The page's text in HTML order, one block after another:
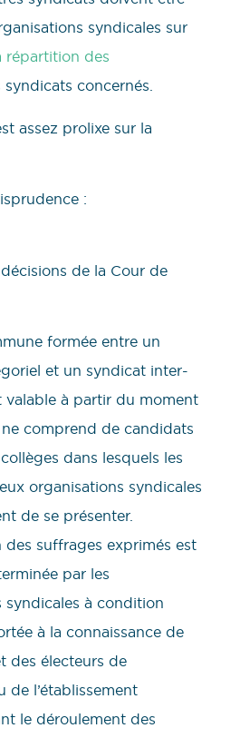
syndicales sur
répartition des
syndicats concernés.
assez prolixe sur la
:
de la Cour de
formée entre un
et un syndicat inter-
valable à partir du moment
comprend de candidats
dans lesquels les
organisations syndicales
de se présenter.
des suffrages exprimés est
par les
syndicales à condition
à la connaissance de
des électeurs de
de l’établissement
le déroulement des